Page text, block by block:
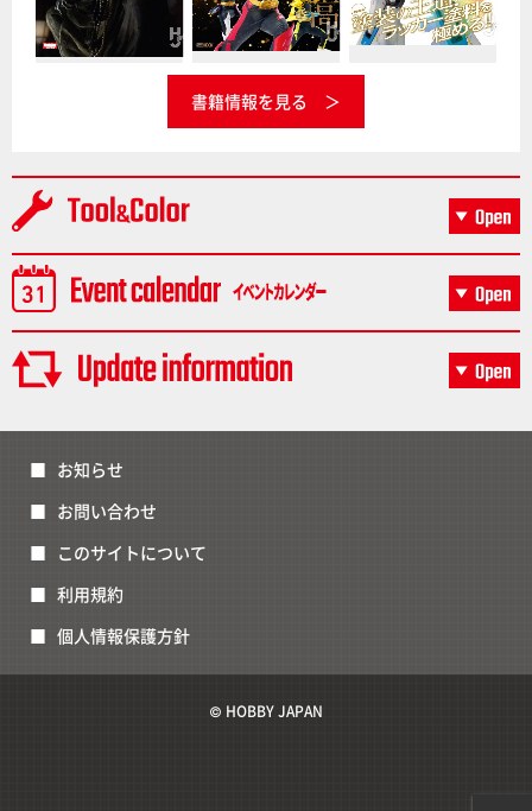
書籍情報を見る
お知らせ
お問い合わせ
このサイトについて
利用規約
個人情報保護方針
© HOBBY JAPAN